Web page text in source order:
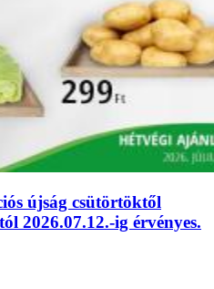
újság csütörtöktől
2026.07.12.-ig érvényes.